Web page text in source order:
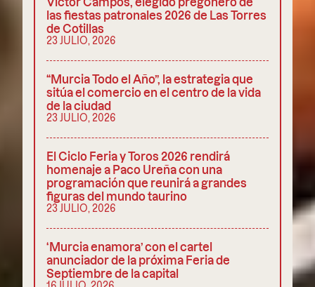
las fiestas patronales 2026 de Las Torres
de Cotillas
23 JULIO, 2026
“Murcia Todo el Año”, la estrategia que
sitúa el comercio en el centro de la vida
de la ciudad
23 JULIO, 2026
El Ciclo Feria y Toros 2026 rendirá
homenaje a Paco Ureña con una
programación que reunirá a grandes
figuras del mundo taurino
23 JULIO, 2026
‘Murcia enamora’ con el cartel
anunciador de la próxima Feria de
Septiembre de la capital